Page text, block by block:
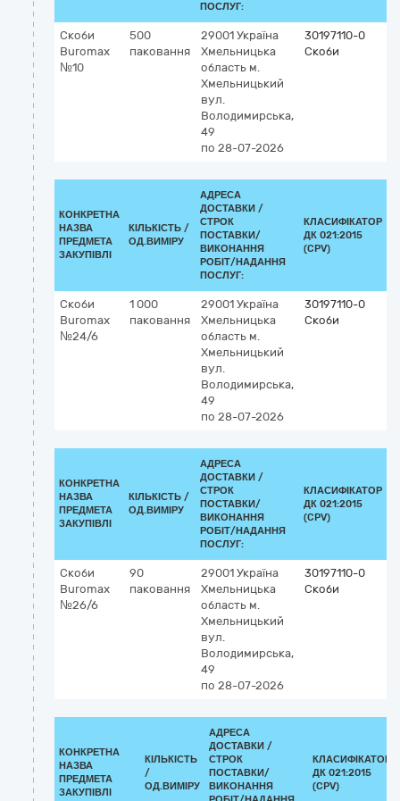
ПОСЛУГ:
Скоби
Buromax
№10
500
паковання
29001 Україна
Хмельницька
область м.
Хмельницький
вул.
Володимирська,
49
по 28-07-2026
30197110-0
Скоби
КОНКРЕТНА
НАЗВА
ПРЕДМЕТА
ЗАКУПІВЛІ
КІЛЬКІСТЬ /
ОД.ВИМІРУ
АДРЕСА
ДОСТАВКИ /
СТРОК
ПОСТАВКИ/
ВИКОНАННЯ
РОБІТ/НАДАННЯ
ПОСЛУГ:
КЛАСИФІКАТОР
ДК 021:2015
(CPV)
Скоби
Buromax
№24/6
1 000
паковання
29001 Україна
Хмельницька
область м.
Хмельницький
вул.
Володимирська,
49
по 28-07-2026
30197110-0
Скоби
КОНКРЕТНА
НАЗВА
ПРЕДМЕТА
ЗАКУПІВЛІ
КІЛЬКІСТЬ /
ОД.ВИМІРУ
АДРЕСА
ДОСТАВКИ /
СТРОК
ПОСТАВКИ/
ВИКОНАННЯ
РОБІТ/НАДАННЯ
ПОСЛУГ:
КЛАСИФІКАТОР
ДК 021:2015
(CPV)
Скоби
Buromax
№26/6
90
паковання
29001 Україна
Хмельницька
область м.
Хмельницький
вул.
Володимирська,
49
по 28-07-2026
30197110-0
Скоби
КОНКРЕТНА
НАЗВА
ПРЕДМЕТА
ЗАКУПІВЛІ
КІЛЬКІСТЬ
/
ОД.ВИМІРУ
АДРЕСА
ДОСТАВКИ /
СТРОК
ПОСТАВКИ/
ВИКОНАННЯ
КЛАСИФІКАТОР
ДК 021:2015
(CPV)